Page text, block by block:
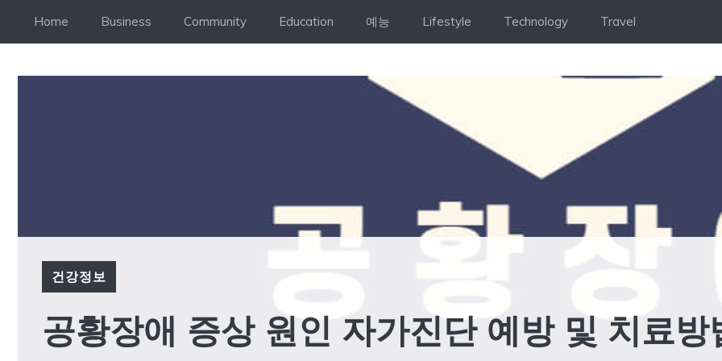
Home Business Community Education 예능 Lifestyle Technology Travel
건강정보
공황장애 증상 원인 자가진단 예방 및 치료방